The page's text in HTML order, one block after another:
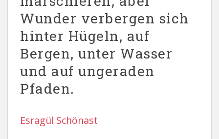
Wunder verbergen sich
hinter Hügeln, auf
Bergen, unter Wasser
und auf ungeraden
Pfaden.
Esragül Schönast